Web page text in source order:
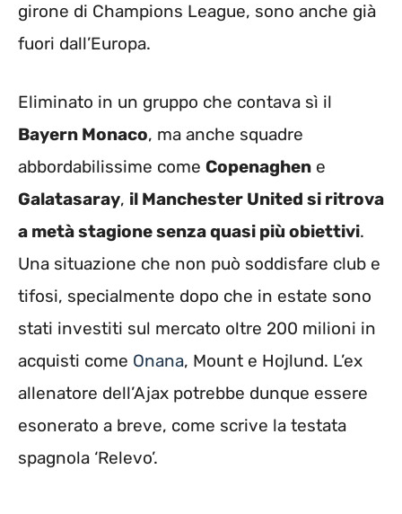
girone di Champions League, sono anche già
fuori dall’Europa.
Eliminato in un gruppo che contava sì il
Bayern Monaco, ma anche squadre
abbordabilissime come Copenaghen e
Galatasaray, il Manchester United si ritrova
a metà stagione senza quasi più obiettivi.
Una situazione che non può soddisfare club e
tifosi, specialmente dopo che in estate sono
stati investiti sul mercato oltre 200 milioni in
acquisti come Onana, Mount e Hojlund. L’ex
allenatore dell’Ajax potrebbe dunque essere
esonerato a breve, come scrive la testata
spagnola ‘Relevo’.